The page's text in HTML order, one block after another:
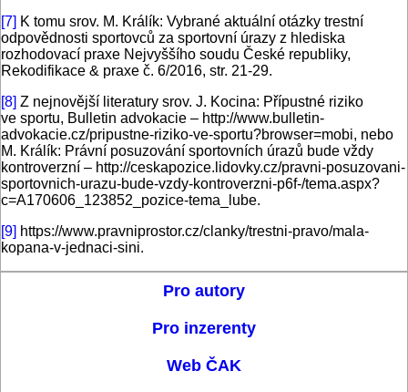
[7] K tomu srov. M. Králík: Vybrané aktuální otázky trestní
odpovědnosti sportovců za sportovní úrazy z hlediska
rozhodovací praxe Nejvyššího soudu České republiky,
Rekodifikace & praxe č. 6/2016, str. 21-29.
[8] Z nejnovější literatury srov. J. Kocina: Přípustné riziko
ve sportu, Bulletin advokacie – http://www.bulletin-
advokacie.cz/pripustne-riziko-ve-sportu?browser=mobi, nebo
M. Králík: Právní posuzování sportovních úrazů bude vždy
kontroverzní – http://ceskapozice.lidovky.cz/pravni-posuzovani-
sportovnich-urazu-bude-vzdy-kontroverzni-p6f-/tema.aspx?
c=A170606_123852_pozice-tema_lube.
[9] https://www.pravniprostor.cz/clanky/trestni-pravo/mala-
kopana-v-jednaci-sini.
Pro autory
Pro inzerenty
Web ČAK